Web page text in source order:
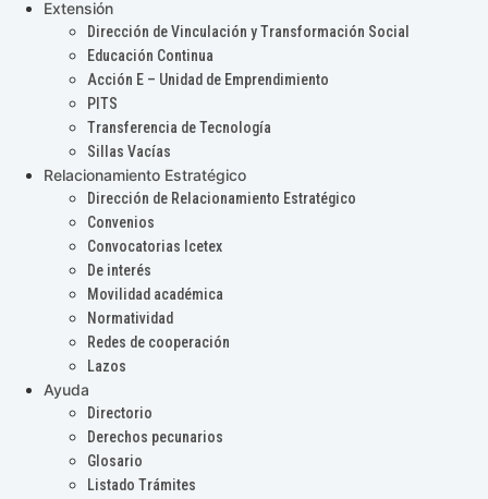
Extensión
Dirección de Vinculación y Transformación Social
Educación Continua
Acción E – Unidad de Emprendimiento
PITS
Transferencia de Tecnología
Sillas Vacías
Relacionamiento Estratégico
Dirección de Relacionamiento Estratégico
Convenios
Convocatorias Icetex
De interés
Movilidad académica
Normatividad
Redes de cooperación
Lazos
Ayuda
Directorio
Derechos pecunarios
Glosario
Listado Trámites